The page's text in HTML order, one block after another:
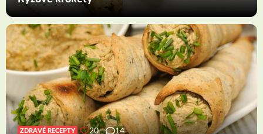
ZDRAVÉ RECEPTY 20 14